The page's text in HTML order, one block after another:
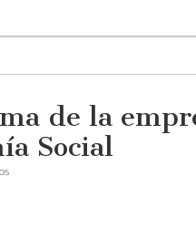
de la
Social
en